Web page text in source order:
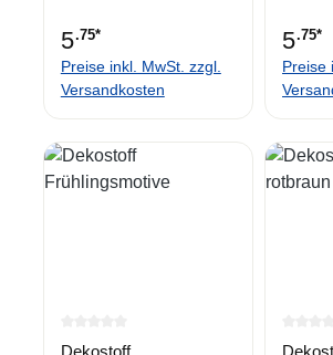
5.75*
Preise inkl. MwSt. zzgl.
Versandkosten
5.75*
Preise
Durchschnittliche Bewertung von
Dekostoff